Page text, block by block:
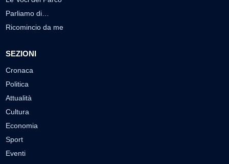
Parliamo di…
Ricomincio da me
SEZIONI
Cronaca
Politica
Attualità
Cultura
Economia
Sport
Eventi